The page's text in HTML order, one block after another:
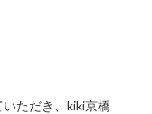
ただき、kiki京橋